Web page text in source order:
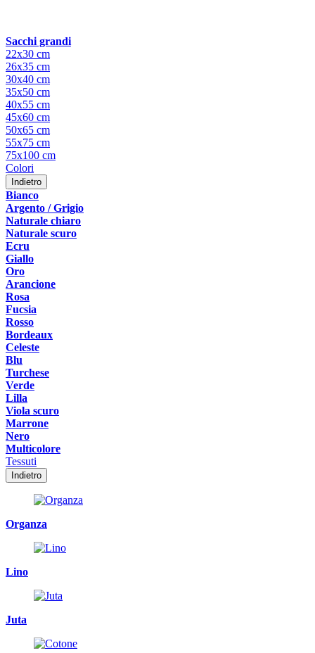
Sacchi grandi
22x30 cm
26x35 cm
30x40 cm
35x50 cm
40x55 cm
45x60 cm
50x65 cm
55x75 cm
75x100 cm
Colori
Indietro
Bianco
Argento / Grigio
Naturale chiaro
Naturale scuro
Ecru
Giallo
Oro
Arancione
Rosa
Fucsia
Rosso
Bordeaux
Celeste
Blu
Turchese
Verde
Lilla
Viola scuro
Marrone
Nero
Multicolore
Tessuti
Indietro
Organza
Lino
Juta